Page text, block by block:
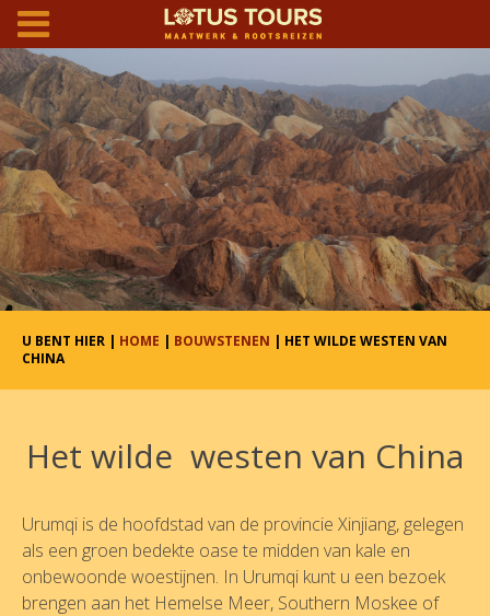
U BENT HIER | HOME | BOUWSTENEN | HET WILDE WESTEN VAN
CHINA
Het wilde westen van China
Urumqi is de hoofdstad van de provincie Xinjiang, gelegen
als een groen bedekte oase te midden van kale en
onbewoonde woestijnen. In Urumqi kunt u een bezoek
brengen aan het Hemelse Meer, Southern Moskee of